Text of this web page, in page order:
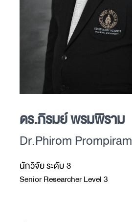
ดร.ภิรมย์ พรมพิราม
Dr.Phirom Prompiram
นักวิจัย ระดับ 3
Senior Researcher Level 3